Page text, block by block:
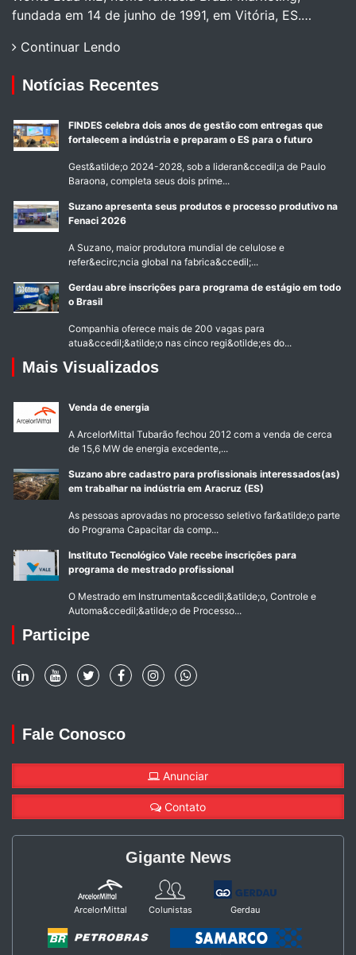
fundada em 14 de junho de 1991, em Vitória, ES.…
Continuar Lendo
Notícias Recentes
FINDES celebra dois anos de gestão com entregas que
fortalecem a indústria e preparam o ES para o futuro
Gest&atilde;o 2024-2028, sob a lideran&ccedil;a de Paulo
Baraona, completa seus dois prime...
Suzano apresenta seus produtos e processo produtivo na
Fenaci 2026
A Suzano, maior produtora mundial de celulose e
refer&ecirc;ncia global na fabrica&ccedil;...
Gerdau abre inscrições para programa de estágio em todo
o Brasil
Companhia oferece mais de 200 vagas para
atua&ccedil;&atilde;o nas cinco regi&otilde;es do...
Mais Visualizados
Venda de energia
A ArcelorMittal Tubarão fechou 2012 com a venda de cerca
de 15,6 MW de energia excedente,...
Suzano abre cadastro para profissionais interessados(as)
em trabalhar na indústria em Aracruz (ES)
As pessoas aprovadas no processo seletivo far&atilde;o parte
do Programa Capacitar da comp...
Instituto Tecnológico Vale recebe inscrições para
programa de mestrado profissional
O Mestrado em Instrumenta&ccedil;&atilde;o, Controle e
Automa&ccedil;&atilde;o de Processo...
Participe
Fale Conosco
Anunciar
Contato
Gigante News
ArcelorMittal Colunistas Gerdau